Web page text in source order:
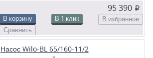
95 390 p
В корзину В 1 клик
В избранное
Сравнить
Насос Wilo-BL 65/160-11/2